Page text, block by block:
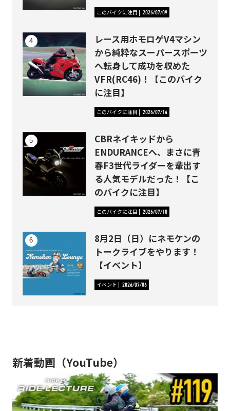
このバイクに注目 2026/07/09
レース用ホモロゲV4マシン
から純粋なスーパースポーツ
へ転身して成功を収めた
VFR(RC46)！【このバイク
に注目】
このバイクに注目 2026/07/14
CBRネイキッドから
ENDURANCEへ、まさに青
春F3世代ライダーを輩出す
る人気モデルだった！【こ
のバイクに注目】
このバイクに注目 2026/07/10
8月2日（日）にネモケンの
トークライブをやります！
【イベント】
イベント 2026/07/06
新着動画（YouTube）